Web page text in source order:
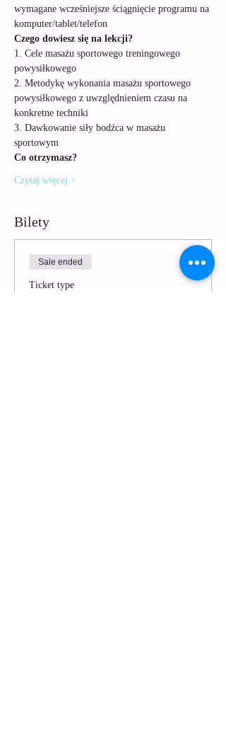
wymagane wcześniejsze ściągnięcie programu na
komputer/tablet/telefon
Czego dowiesz się na lekcji?
1. Cele masażu sportowego treningowego
powysiłkowego
2. Metodykę wykonania masażu sportowego
powysiłkowego z uwzględnieniem czasu na
konkretne techniki
3. Dawkowanie siły bodźca w masażu
sportowym
Co otrzymasz?
Czytaj więcej >
Bilety
Sale ended
Ticket type